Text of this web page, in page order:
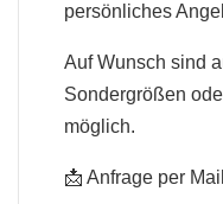
persönliches
Auf Wunsch sind
Sondergrößen
möglich.
📩 Anfrage per